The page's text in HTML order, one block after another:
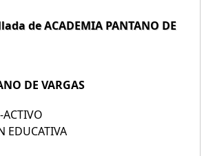
de ACADEMIA PANTANO DE
DE VARGAS
EDUCATIVA